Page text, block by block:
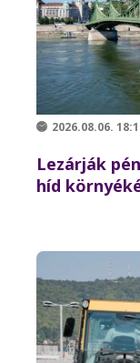
2026.08.06.
Lezárják
híd